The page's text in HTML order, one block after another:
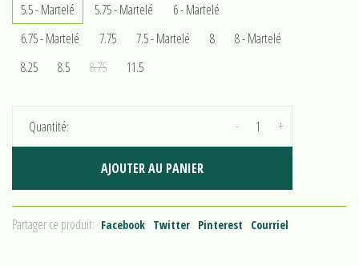
5.5 - Martelé 5.75 - Martelé
6 - Martelé
6.75 - Martelé
7.75 7.5 - Martelé 8
8 - Martelé
8.25
8.5 8.75 11.5
Quantité: +
-
AJOUTER AU PANIER
Partager ce produit: Facebook Twitter Pinterest Courriel